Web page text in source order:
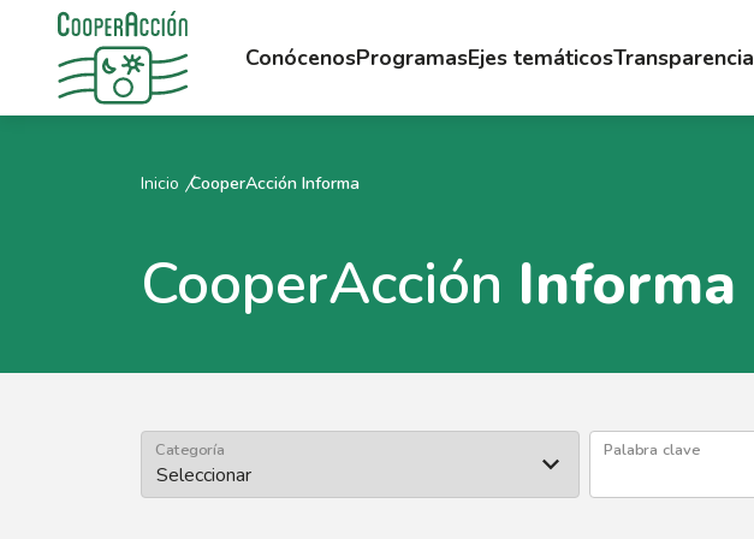
ConócenosProgramasEjes temáticosTransparencia
Inicio CooperAcción Informa
CooperAcción Informa
Categoría Palabra clave